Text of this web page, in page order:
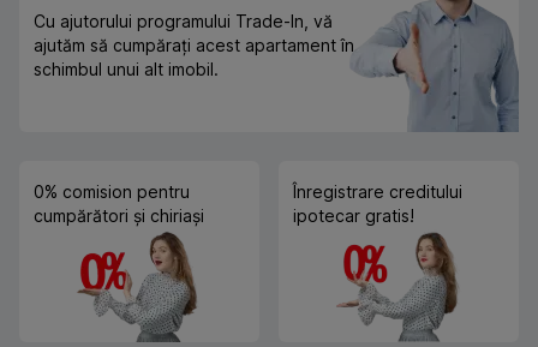
Cu ajutorului programului Trade-In, vă
ajutăm să cumpărați acest apartament în
schimbul unui alt imobil.
0% comision pentru
cumpărători și chiriași
Înregistrare creditului
ipotecar gratis!